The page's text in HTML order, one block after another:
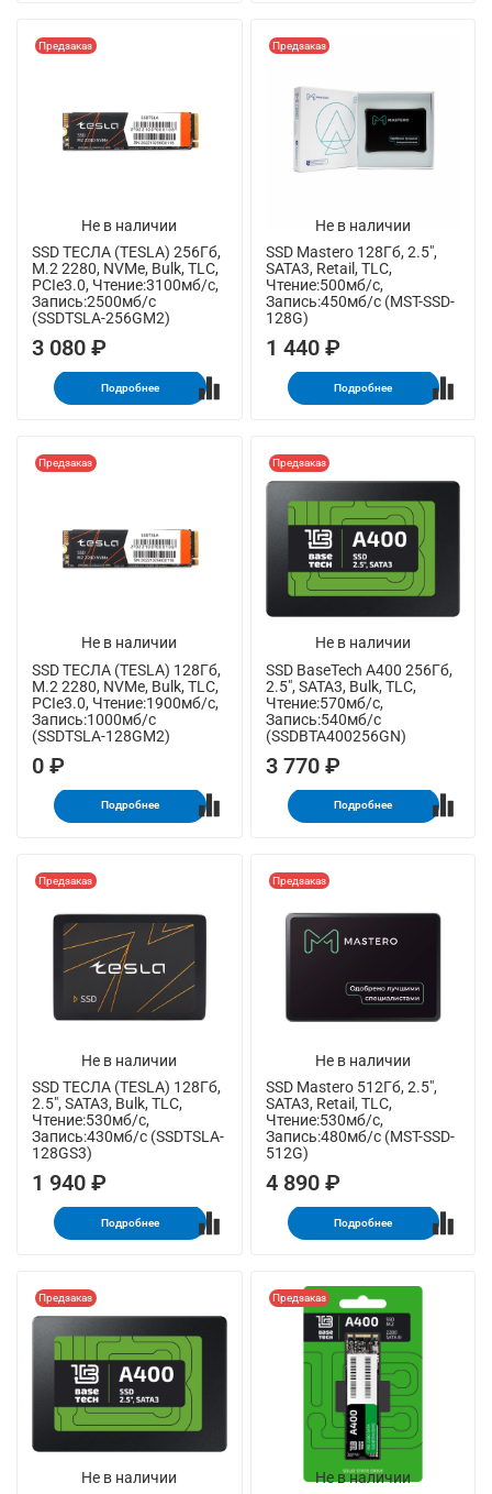
Не в наличии
Предзаказ
SSD ТЕСЛА (TESLA) 256Гб,
M.2 2280, NVMe, Bulk, TLC,
PCIe3.0, Чтение:3100мб/с,
Запись:2500мб/с
(SSDTSLA-256GM2)
3 080 ₽
Подробнее
Не в наличии
Предзаказ
SSD Mastero 128Гб, 2.5",
SATA3, Retail, TLC,
Чтение:500мб/с,
Запись:450мб/с (MST-SSD-
128G)
1 440 ₽
Подробнее
Не в наличии
Предзаказ
SSD ТЕСЛА (TESLA) 128Гб,
M.2 2280, NVMe, Bulk, TLC,
PCIe3.0, Чтение:1900мб/с,
Запись:1000мб/с
(SSDTSLA-128GM2)
0 ₽
Подробнее
Не в наличии
Предзаказ
SSD BaseTech A400 256Гб,
2.5", SATA3, Bulk, TLC,
Чтение:570мб/с,
Запись:540мб/с
(SSDBTA400256GN)
3 770 ₽
Подробнее
Не в наличии
Предзаказ
SSD ТЕСЛА (TESLA) 128Гб,
2.5", SATA3, Bulk, TLC,
Чтение:530мб/с,
Запись:430мб/с (SSDTSLA-
128GS3)
1 940 ₽
Подробнее
Не в наличии
Предзаказ
SSD Mastero 512Гб, 2.5",
SATA3, Retail, TLC,
Чтение:530мб/с,
Запись:480мб/с (MST-SSD-
512G)
4 890 ₽
Подробнее
Не в наличии
Предзаказ
Не в наличии
Предзаказ